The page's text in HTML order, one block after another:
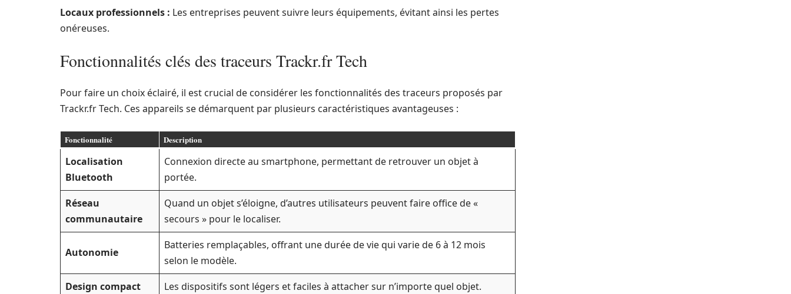
Locaux professionnels : Les entreprises peuvent suivre leurs équipements, évitant ainsi les pertes
onéreuses.
Fonctionnalités clés des traceurs Trackr.fr Tech
Pour faire un choix éclairé, il est crucial de considérer les fonctionnalités des traceurs proposés par
Trackr.fr Tech. Ces appareils se démarquent par plusieurs caractéristiques avantageuses :
Fonctionnalité Description
Localisation
Bluetooth
Connexion directe au smartphone, permettant de retrouver un objet à
portée.
Réseau
communautaire
Quand un objet s’éloigne, d’autres utilisateurs peuvent faire office de «
secours » pour le localiser.
Autonomie
Batteries remplaçables, offrant une durée de vie qui varie de 6 à 12 mois
selon le modèle.
Design compact
Les dispositifs sont légers et faciles à attacher sur n’importe quel objet.